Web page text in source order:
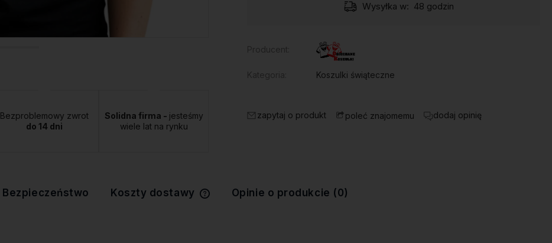
Bezproblemowy zwrot
do 14 dni
Solidna firma - jesteśmy
wiele lat na rynku
Dostępność: Wysyłka w: 48 godzin
Koszulki świąteczne
zapytaj o produkt poleć znajomemu dodaj opinię
Bezpieczeństwo Koszty dostawy Opinie o produkcie (0)